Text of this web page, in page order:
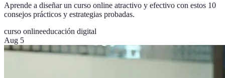
Aprende a diseñar un curso online atractivo y efectivo con estos 10
consejos prácticos y estrategias probadas.
curso onlineeducación digital
Aug 5